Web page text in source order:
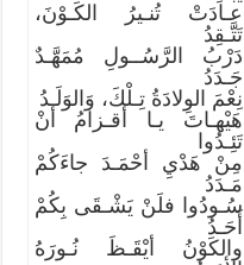
عـادَتْ تُنـيرُ الكَـوْنَ،
تَتَّـقِدُ
دَرْبُ الرَّسُــولِ مُمَهَّـدٌ
جَـدَدُ
نِعْمَ الوِلادَةُ تِـلْكَ، وَالوَلَـدُ
هَيْهـاتَ يـا أقـزامُ أنْ
تَئِـدُوا
مِنْ هَدْيِ أحْمَـدَ جاءَكُمْ
مَـدَدُ
سُـودُوا فلَنْ يَشْـقَى بِكُمْ
أَحَـدُ
والكَوْنُ أيْقَـظَ نُـورَهُ